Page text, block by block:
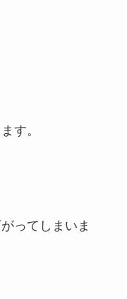
す。
ってしまいま